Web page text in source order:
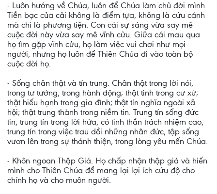
- Luôn hướng về Chúa, luôn để Chúa làm chủ đời mình.
Tiền bạc của cải không là điểm tựa, không là cứu cánh
mà chỉ là phương tiện. Con cái sự sáng vừa say mê
cuộc đời này vừa say mê vĩnh cửu. Giữa cái mau qua
họ tìm gặp vĩnh cửu, họ làm việc vui chơi như mọi
người, nhưng họ luôn để Thiên Chúa đi vào toàn bộ
cuộc đời họ.
- Sống chân thật và tín trung. Chân thật trong lời nói,
trong tư tưởng, trong hành động; thật tình trong cư xử;
thật hiếu hạnh trong gia đình; thật tín nghĩa ngoài xã
hội; thật trung thành trong niềm tin. Trung tín sống đức
tin, trung tín trong lời hứa, có tinh thần trách nhiệm cao,
trung tín trong việc trau dồi những nhân đức, tập sống
vươn lên trong sự thánh thiện, trong lòng yêu mến Chúa.
- Khôn ngoan Thập Giá. Họ chấp nhận thập giá và hiến
mình cho Thiên Chúa để mang lại lợi ích cứu độ cho
chính họ và cho muôn người.